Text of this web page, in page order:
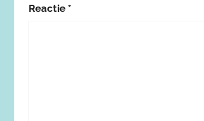
Reactie *